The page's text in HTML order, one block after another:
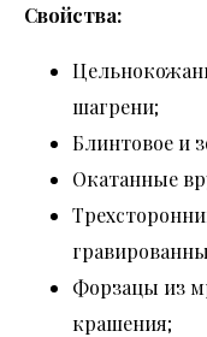
Свойства:
шагрени;
Блинтовое и
Окатанные
Форзацы из
крашения;